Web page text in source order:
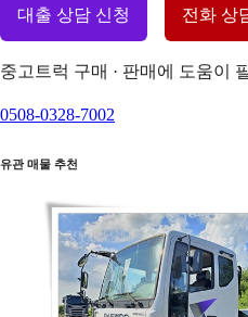
대출 상담 신청 전화 상
중고트럭 구매 · 판매에 도움이
0508-0328-7002
유관 매물 추천